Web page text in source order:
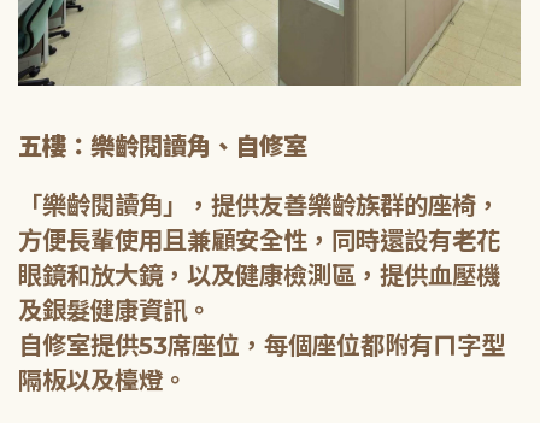
五樓：樂齡閱讀角、自修室
「樂齡閱讀角」，提供友善樂齡族群的座椅，
方便長輩使用且兼顧安全性，同時還設有老花
眼鏡和放大鏡，以及健康檢測區，提供血壓機
及銀髮健康資訊。
自修室提供53席座位，每個座位都附有ㄇ字型